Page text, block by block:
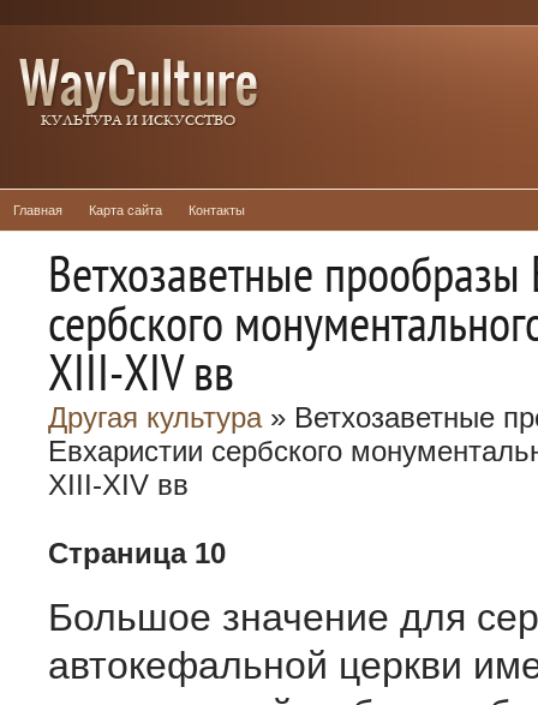
Главная Карта сайта Контакты
Ветхозаветные прообразы
сербского
XIII-XIV вв
Другая культура» Ветхозаветные
Евхаристии сербского
XIII-XIV вв
Страница 10
Большое значение для
автокефальной церкви